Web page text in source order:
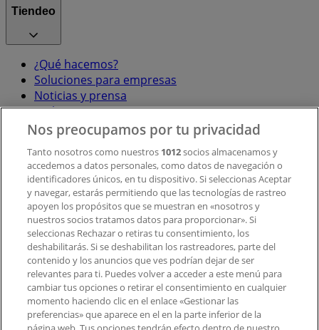
Tiendeo
¿Qué hacemos?
Soluciones para empresas
Noticias y prensa
Trabaja con nosotros
Contacto
Contacto comercial y de marketing
Tienda mal colocada en el mapa
Notificar un folleto
¿Encontraste un problema en la web o en la
aplicación?
Índices
Nos preocupamos por tu privacidad
Tanto nosotros como nuestros 1012socios almacenamos y
accedemos a datos personales, como datos de navegación o
identificadores únicos, en tu dispositivo. Si seleccionas Aceptar
y navegar, estarás permitiendo que las tecnologías de rastreo
apoyen los propósitos que se muestran en «nosotros y
nuestros socios tratamos datos para proporcionar». Si
seleccionas Rechazar o retiras tu consentimiento, los
deshabilitarás. Si se deshabilitan los rastreadores, parte del
contenido y los anuncios que ves podrían dejar de ser
relevantes para ti. Puedes volver a acceder a este menú para
cambiar tus opciones o retirar el consentimiento en cualquier
momento haciendo clic en el enlace «Gestionar las
preferencias» que aparece en el en la parte inferior de la